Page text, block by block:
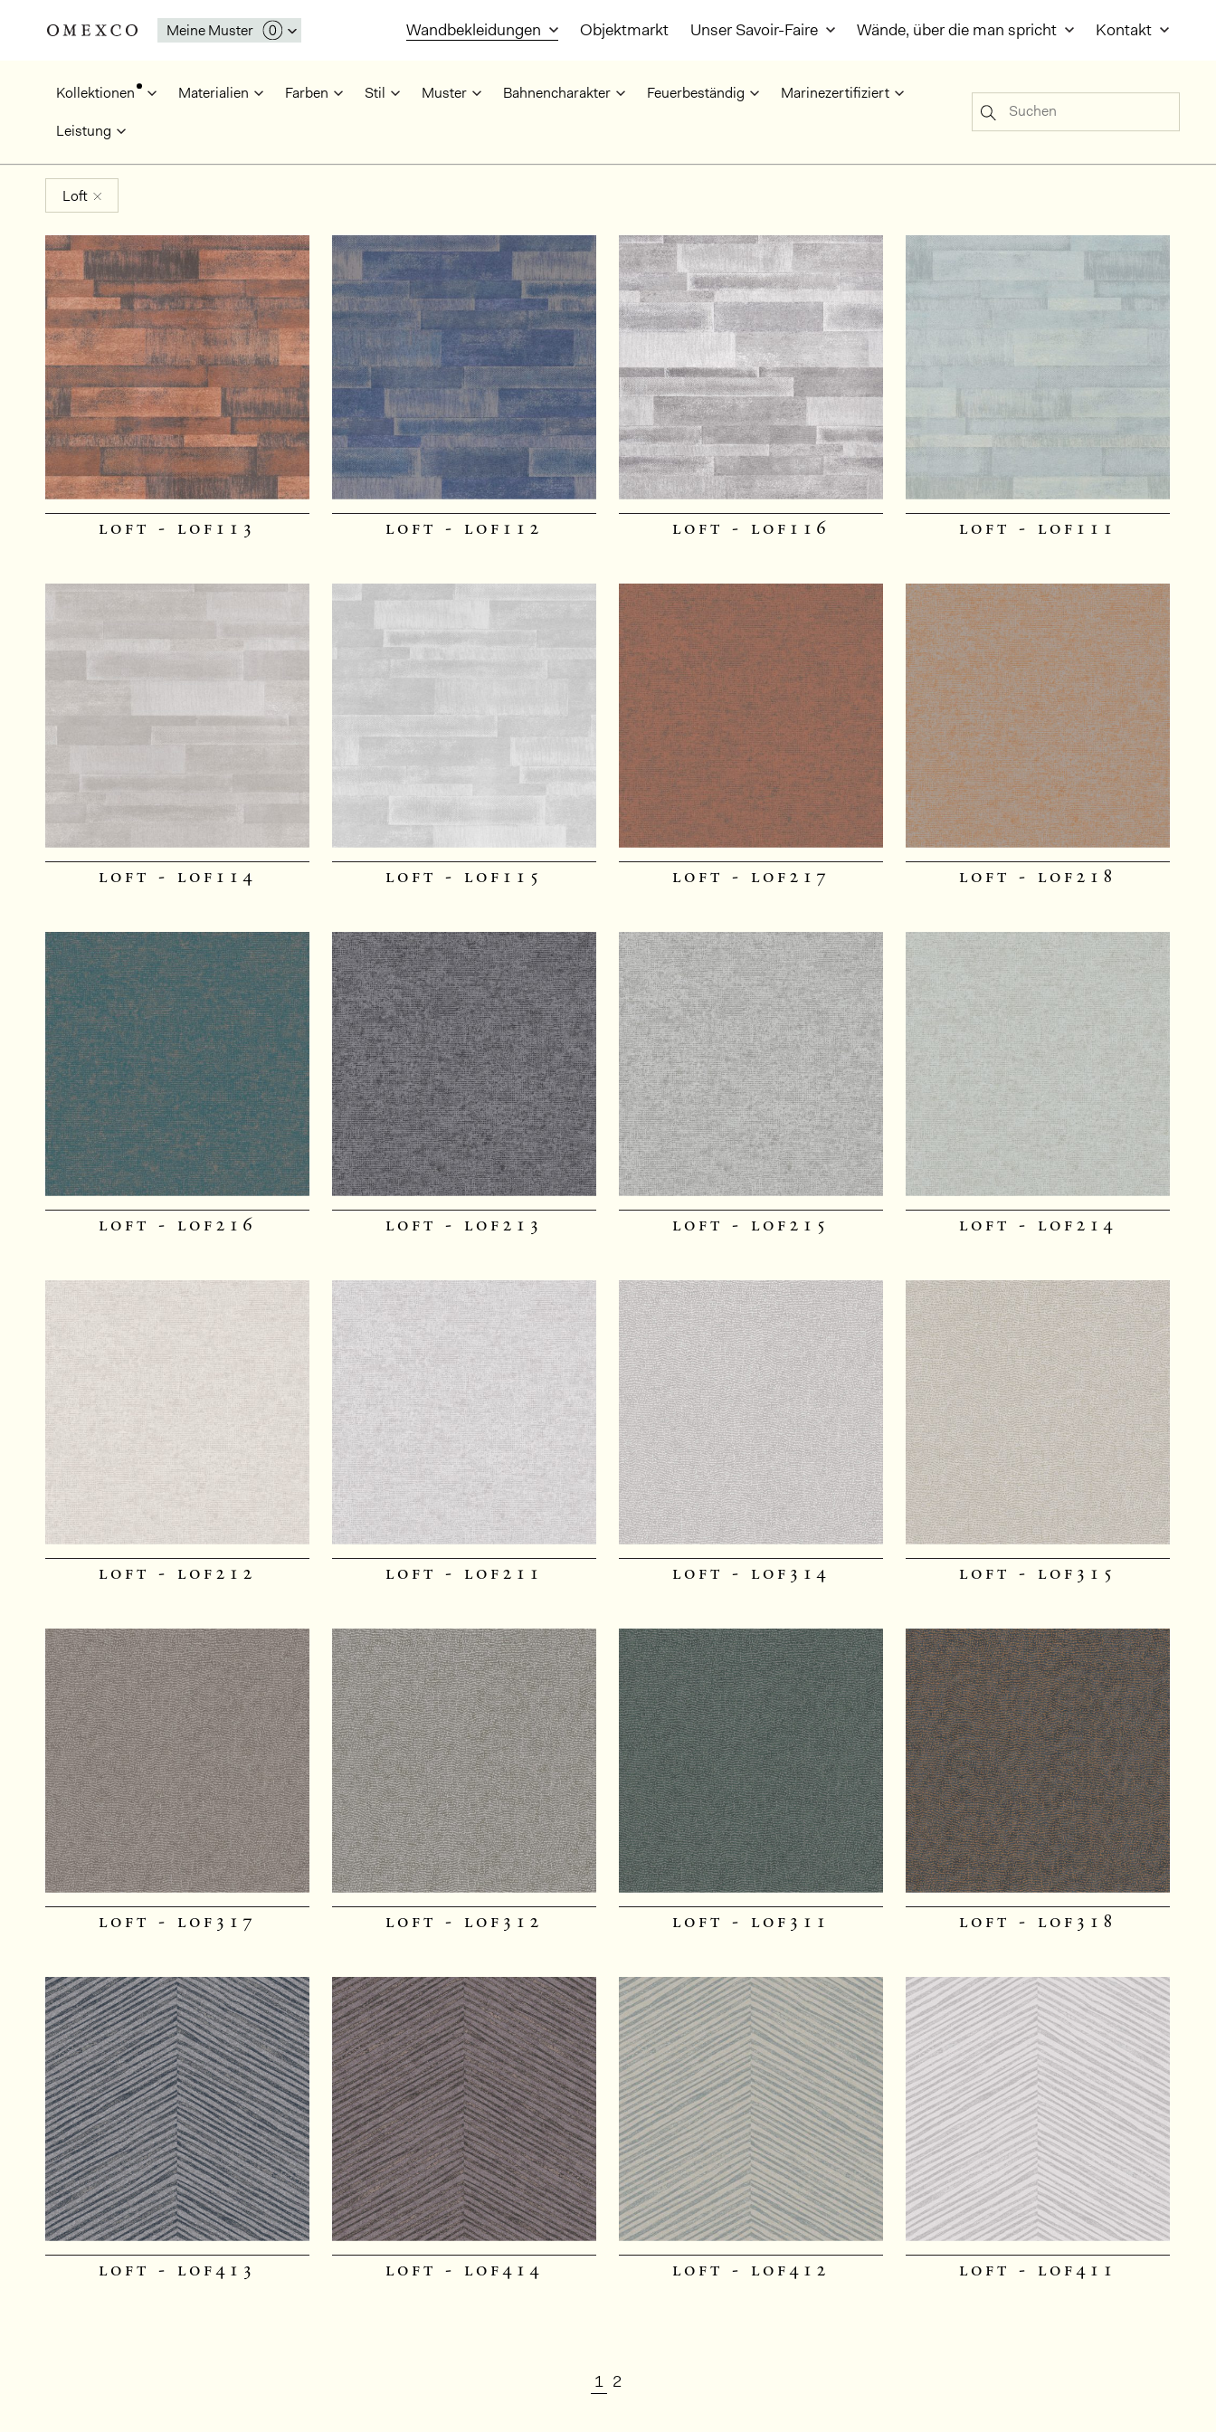
Meine Muster Wandbekleidungen Objektmarkt Unser Savoir-Faire Wände, über die man spricht Kontakt
Kollektionen Materialien Farben Stil Muster Bahnencharakter Feuerbeständig
Marinezertifiziert
Leistung
Suchen
Loft
loft - lof113 loft - lof112 loft - lof116 loft - lof111
loft - lof114 loft - lof115 loft - lof217 loft - lof218
loft - lof216 loft - lof213 loft - lof215 loft - lof214
loft - lof212 loft - lof211 loft - lof314 loft - lof315
loft - lof317 loft - lof312 loft - lof311 loft - lof318
loft - lof413 loft - lof414 loft - lof412 loft - lof411
1 2